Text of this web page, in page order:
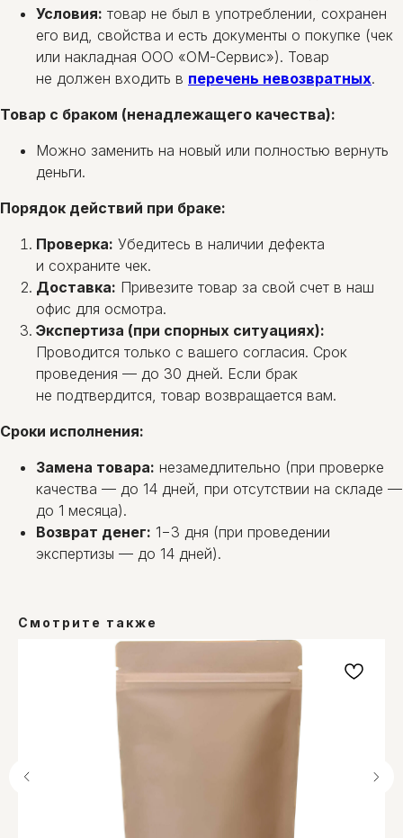
Условия: товар не был в употреблении, сохранен
его вид, свойства и есть документы о покупке (чек
или накладная ООО «ОМ-Сервис»). Товар
не должен входить в перечень невозвратных.
Товар с браком (ненадлежащего качества):
Можно заменить на новый или полностью вернуть
деньги.
Порядок действий при браке:
Проверка: Убедитесь в наличии дефекта
и сохраните чек.
Доставка: Привезите товар за свой счет в наш
офис для осмотра.
Экспертиза (при спорных ситуациях):
Проводится только с вашего согласия. Срок
проведения — до 30 дней. Если брак
не подтвердится, товар возвращается вам.
Сроки исполнения:
Замена товара: незамедлительно (при проверке
качества — до 14 дней, при отсутствии на складе —
до 1 месяца).
Возврат денег: 1−3 дня (при проведении
экспертизы — до 14 дней).
Смотрите также